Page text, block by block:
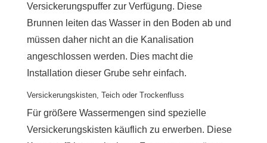
Versickerungspuffer zur Verfügung. Diese
Brunnen leiten das Wasser in den Boden ab und
müssen daher nicht an die Kanalisation
angeschlossen werden. Dies macht die
Installation dieser Grube sehr einfach.
Versickerungskisten, Teich oder Trockenfluss
Für größere Wassermengen sind spezielle
Versickerungskisten käuflich zu erwerben. Diese